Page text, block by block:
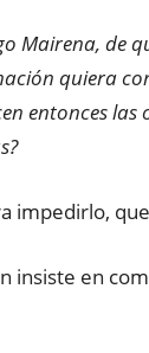
Mairena, de
quiera
entonces las
impedirlo,
insiste en